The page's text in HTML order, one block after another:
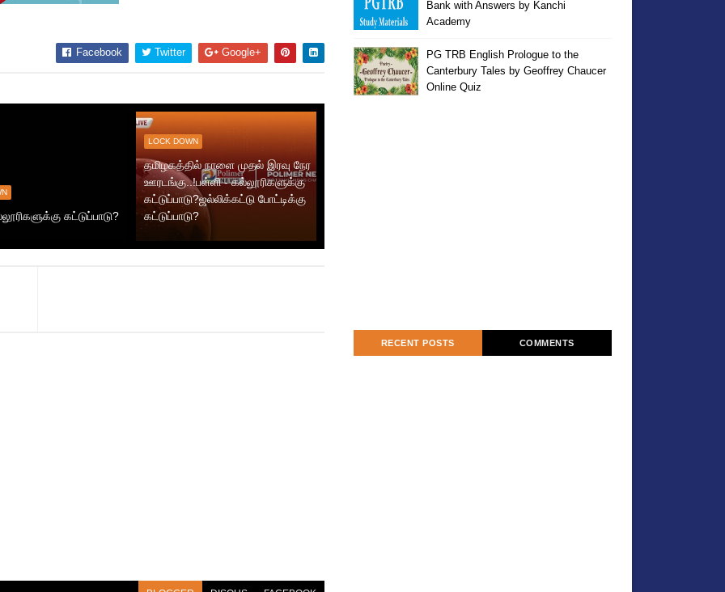
Facebook Twitter Google+
கட்டுப்பாடு?
LOCK DOWN
தமிழகத்தில் நாளை முதல் இரவு நேர
ஊரடங்கு..!பள்ளி - கல்லூரிகளுக்கு
கட்டுப்பாடு?ஜல்லிக்கட்டு போட்டிக்கு
கட்டுப்பாடு?
Bank with Answers by Kanchi
Academy
PG TRB English Prologue to the
Canterbury Tales by Geoffrey Chaucer
Online Quiz
RECENT POSTS COMMENTS